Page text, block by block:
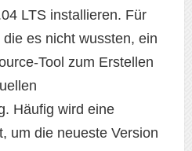
LTS installieren. Für
es nicht wussten, ein
Tool zum Erstellen
Häufig wird eine
um die neueste Version